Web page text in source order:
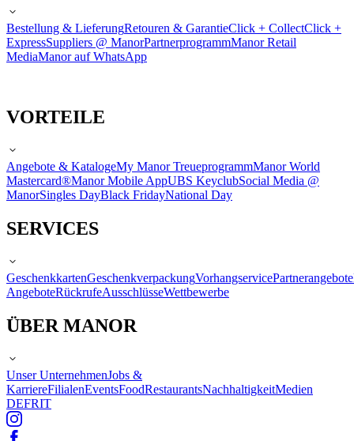
Bestellung & LieferungRetouren & GarantieClick + CollectClick +
ExpressSuppliers @ ManorPartnerprogrammManor Retail
MediaManor auf WhatsApp
VORTEILE
Angebote & KatalogeMy Manor TreueprogrammManor World
Mastercard®Manor Mobile AppUBS KeyclubSocial Media @
ManorSingles DayBlack FridayNational Day
SERVICES
GeschenkkartenGeschenkverpackungVorhangservicePartnerangebote
AngeboteRückrufeAusschlüsseWettbewerbe
ÜBER MANOR
Unser UnternehmenJobs &
KarriereFilialenEventsFoodRestaurantsNachhaltigkeitMedien
DEFRIT